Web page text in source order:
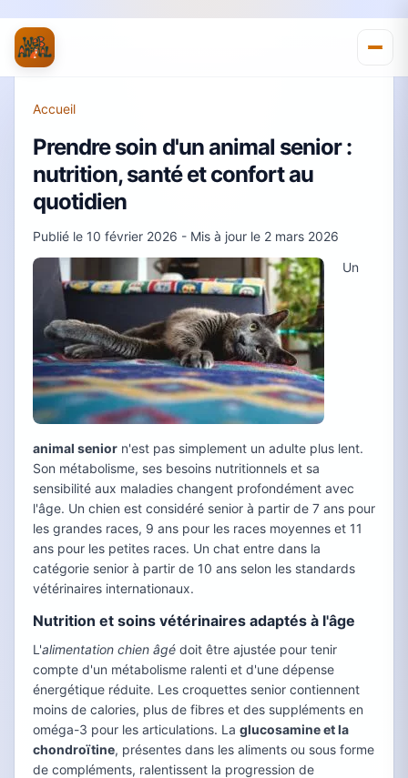
Accueil
Prendre soin d'un animal senior :
nutrition, santé et confort au
quotidien
Publié le 10 février 2026 - Mis à jour le 2 mars 2026
Un
animal senior n'est pas simplement un adulte plus lent.
Son métabolisme, ses besoins nutritionnels et sa
sensibilité aux maladies changent profondément avec
l'âge. Un chien est considéré senior à partir de 7 ans pour
les grandes races, 9 ans pour les races moyennes et 11
ans pour les petites races. Un chat entre dans la
catégorie senior à partir de 10 ans selon les standards
vétérinaires internationaux.
Nutrition et soins vétérinaires adaptés à l'âge
L'alimentation chien âgé doit être ajustée pour tenir
compte d'un métabolisme ralenti et d'une dépense
énergétique réduite. Les croquettes senior contiennent
moins de calories, plus de fibres et des suppléments en
oméga-3 pour les articulations. La glucosamine et la
chondroïtine, présentes dans les aliments ou sous forme
de compléments, ralentissent la progression de